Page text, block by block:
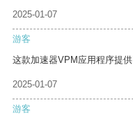
2025-01-07
游客
这款加速器VPM应用程序提
2025-01-07
游客